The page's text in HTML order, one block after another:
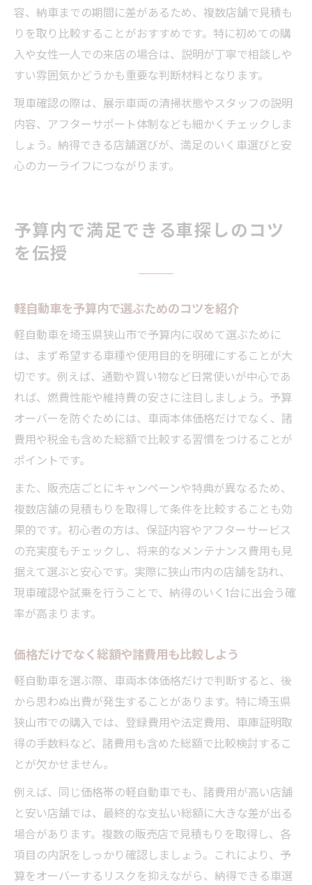
容、納車までの期間に差があるため、複数店舗で見積も
りを取り比較することがおすすめです。特に初めての購
入や女性一人での来店の場合は、説明が丁寧で相談しや
すい雰囲気かどうかも重要な判断材料となります。
現車確認の際は、展示車両の清掃状態やスタッフの説明
内容、アフターサポート体制なども細かくチェックしま
しょう。納得できる店舗選びが、満足のいく車選びと安
心のカーライフにつながります。
予算内で満足できる車探しのコツ
を伝授
軽自動車を予算内で選ぶためのコツを紹介
軽自動車を埼玉県狭山市で予算内に収めて選ぶために
は、まず希望する車種や使用目的を明確にすることが大
切です。例えば、通勤や買い物など日常使いが中心であ
れば、燃費性能や維持費の安さに注目しましょう。予算
オーバーを防ぐためには、車両本体価格だけでなく、諸
費用や税金も含めた総額で比較する習慣をつけることが
ポイントです。
また、販売店ごとにキャンペーンや特典が異なるため、
複数店舗の見積もりを取得して条件を比較することも効
果的です。初心者の方は、保証内容やアフターサービス
の充実度もチェックし、将来的なメンテナンス費用も見
据えて選ぶと安心です。実際に狭山市内の店舗を訪れ、
現車確認や試乗を行うことで、納得のいく1台に出会う確
率が高まります。
価格だけでなく総額や諸費用も比較しよう
軽自動車を選ぶ際、車両本体価格だけで判断すると、後
から思わぬ出費が発生することがあります。特に埼玉県
狭山市での購入では、登録費用や法定費用、車庫証明取
得の手数料など、諸費用も含めた総額で比較検討するこ
とが欠かせません。
例えば、同じ価格帯の軽自動車でも、諸費用が高い店舗
と安い店舗では、最終的な支払い総額に大きな差が出る
場合があります。複数の販売店で見積もりを取得し、各
項目の内訳をしっかり確認しましょう。これにより、予
算をオーバーするリスクを抑えながら、納得できる車選